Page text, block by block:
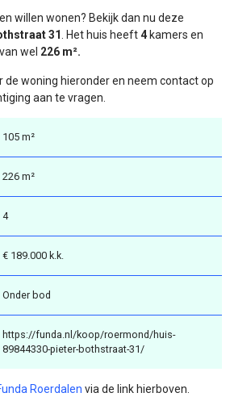
willen wonen? Bekijk dan nu deze
31. Het huis heeft4 kamers en
wel 226 m².
de woning hieronder en neem contact op
aan te vragen.
105 m²
226 m²
4
€ 189.000 k.k.
Onder bod
https://funda.nl/koop/roermond/huis-
89844330-pieter-bothstraat-31/
Roerdalen via de link hierboven.